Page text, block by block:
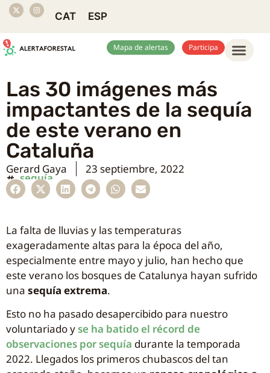
CAT ESP
Mapa de alertas Participa
Las 30 imágenes más
impactantes de la sequía
de este verano en
Cataluña
Gerard Gaya 23 septiembre, 2022
sequía
La falta de lluvias y las temperaturas
exageradamente altas para la época del año,
especialmente entre mayo y julio, han hecho que
este verano los bosques de Catalunya hayan sufrido
una sequía extrema.
Esto no ha pasado desapercibido para nuestro
voluntariado yse ha batido el récord de
observaciones por sequía durante la temporada
2022. Llegados los primeros chubascos del tan